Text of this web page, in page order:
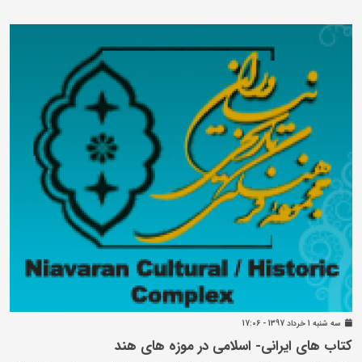
سه شنبه 1 خرداد 1397 - 17:06
کتاب های ایرانی- اسلامی در موزه های هند